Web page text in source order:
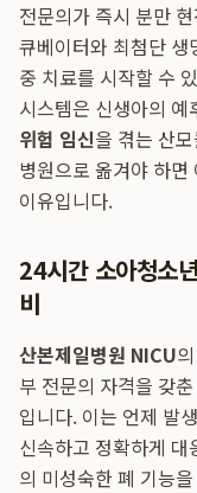
전문의가 즉시 분만
큐베이터와 최첨단
중 치료를 시작할 수
시스템은 신생아의
위험 임신을 겪는 산
병원으로 옮겨야 하
이유입니다.
24시간 소아청소
비
산본제일병원 NICU
부 전문의 자격을 갖
입니다. 이는 언제 발
신속하고 정확하게
의 미성숙한 폐 기능